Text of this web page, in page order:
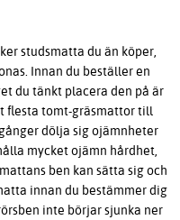
studsmatta du än köper,
Innan du beställer en
du tänkt placera den på är
flesta tomt-gräsmattor till
dölja sig ojämnheter
mycket ojämn hårdhet,
ben kan sätta sig och
innan du bestämmer dig
inte börjar sjunka ner